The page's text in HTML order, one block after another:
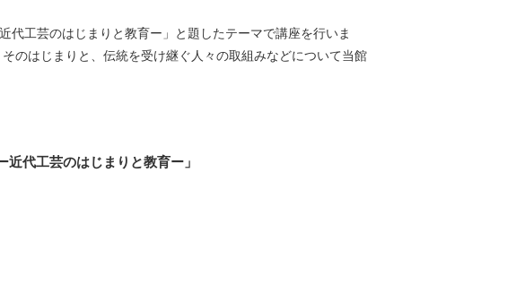
工芸のはじまりと教育ー」と題したテーマで講座を行いま
のはじまりと、伝統を受け継ぐ人々の取組みなどについて当館
代工芸のはじまりと教育ー」